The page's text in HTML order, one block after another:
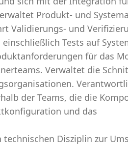
Produkt- und
Validierungs- und
Tests auf
für das
Verwaltet die
der Teams, die die
und das
Disziplin zur